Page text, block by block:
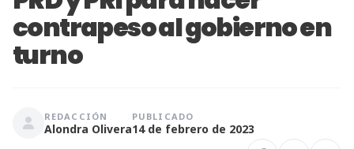
contrapeso al gobierno en
turno
REDACCIÓN
Alondra Olivera
PUBLICADO
14 de febrero de 2023